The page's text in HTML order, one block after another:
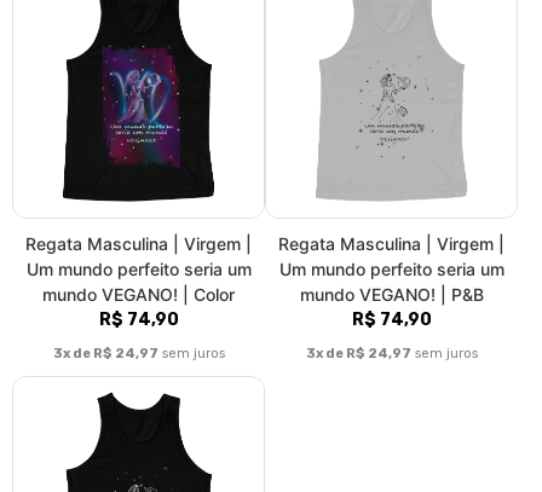
Regata Masculina | Virgem |
Um mundo perfeito seria um
mundo VEGANO! | Color
R$ 74,90
3x de R$ 24,97 sem juros
Regata Masculina | Virgem |
Um mundo perfeito seria um
mundo VEGANO! | P&B
R$ 74,90
3x de R$ 24,97 sem juros